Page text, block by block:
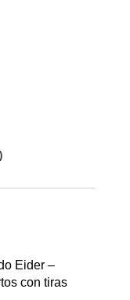
Eider –
con tiras